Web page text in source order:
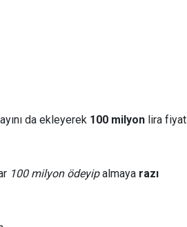
da ekleyerek 100 milyon lira fiyat
100 milyon ödeyip almaya razı